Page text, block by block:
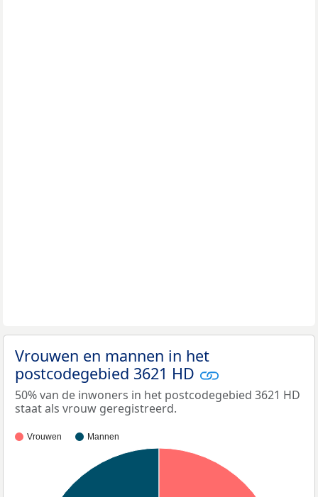
Vrouwen en mannen in het
postcodegebied 3621 HD
50% van de inwoners in het postcodegebied 3621 HD
staat als vrouw geregistreerd.
Vrouwen Mannen